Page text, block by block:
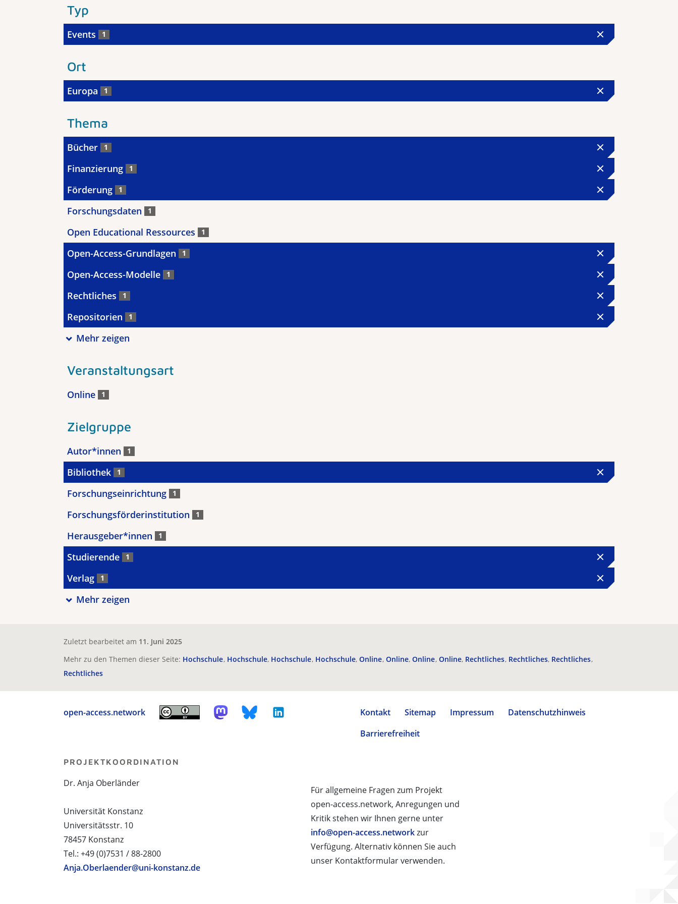
Typ
Events 1
Ort
Europa 1
Thema
Bücher 1
Finanzierung 1
Förderung 1
Forschungsdaten 1
Open Educational Ressources 1
Open-Access-Grundlagen 1
Open-Access-Modelle 1
Rechtliches 1
Repositorien 1
Mehr zeigen
Veranstaltungsart
Online 1
Zielgruppe
Autor*innen 1
Bibliothek 1
Forschungseinrichtung 1
Forschungsförderinstitution 1
Herausgeber*innen 1
Studierende 1
Verlag 1
Mehr zeigen
Zuletzt bearbeitet am 11. Juni 2025
Mehr zu den Themen dieser Seite: Hochschule Hochschule Hochschule Hochschule Online Online Online Online Rechtliches Rechtliches Rechtliches
Rechtliches
open-access.network Kontakt Sitemap Impressum
Datenschutzhinweis
Barrierefreiheit
Für allgemeine Fragen zum Projekt
open-access.network, Anregungen und
Kritik stehen wir Ihnen gerne unter
info@open-access.networkzur
Verfügung. Alternativ können Sie auch
unser Kontaktformular verwenden.
PROJEKTKOORDINATION
Dr. Anja Oberländer
Universität Konstanz
Universitätsstr. 10
78457 Konstanz
Tel.: +49 (0)7531 / 88-2800
Anja.Oberlaender@uni-konstanz.de